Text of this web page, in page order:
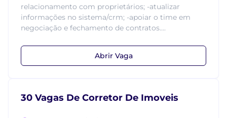
relacionamento com proprietários; -atualizar
informações no sistema/crm; -apoiar o time em
negociação e fechamento de contratos....
Abrir Vaga
30 Vagas De Corretor De Imoveis